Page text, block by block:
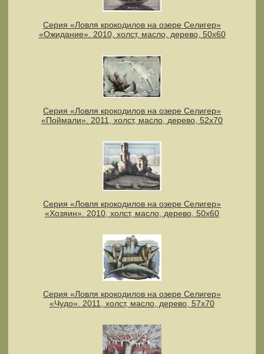
Серия «Ловля крокодилов на озере Селигер»
«Ожидание». 2010, холст, масло, дерево, 50х60
Серия «Ловля крокодилов на озере Селигер»
«Поймали». 2011, холст, масло, дерево, 52х70
Серия «Ловля крокодилов на озере Селигер»
«Хозяин». 2010, холст, масло, дерево, 50х60
Серия «Ловля крокодилов на озере Селигер»
«Чудо». 2011, холст, масло, дерево, 57х70